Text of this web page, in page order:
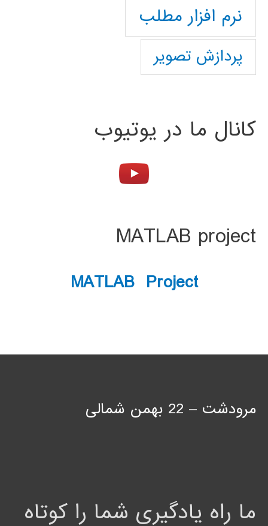
نرم افزار مطلب
پردازش تصویر
کانال ما در یوتیوب
MATLAB project
MATLAB Project
مرودشت – 22 بهمن شمالی
ما راه یادگیری شما را کوتاه